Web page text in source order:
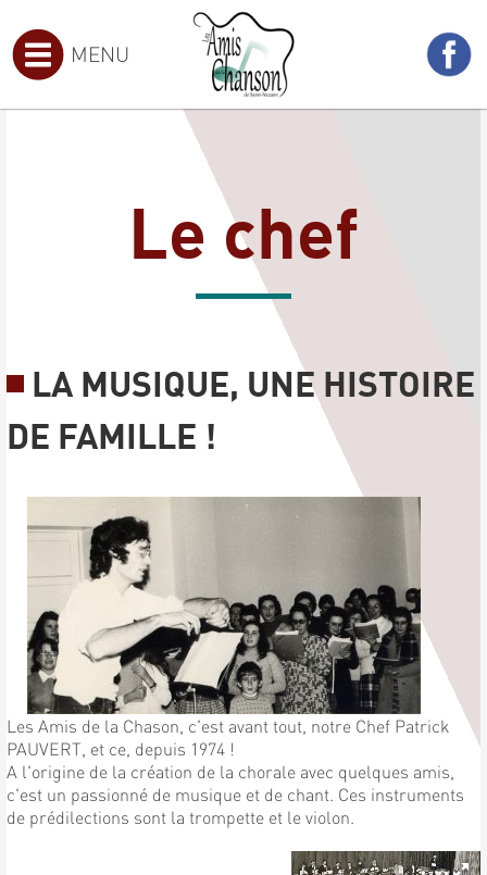
MENU
Le chef
LA MUSIQUE, UNE HISTOIRE
DE FAMILLE !
Les Amis de la Chason, c'est avant tout, notre Chef Patrick
PAUVERT, et ce, depuis 1974 !
A l'origine de la création de la chorale avec quelques amis,
c'est un passionné de musique et de chant. Ces instruments
de prédilections sont la trompette et le violon.